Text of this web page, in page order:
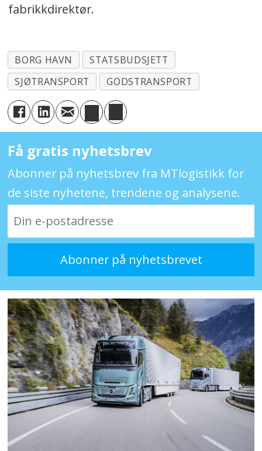
fabrikkdirektør.
BORG HAVN
STATSBUDSJETT
SJØTRANSPORT
GODSTRANSPORT
Få gratis nyhetsbrev
Abonner på nyhetsbrev fra MTlogistikk for
de siste nyhetene, trendene og analysene.